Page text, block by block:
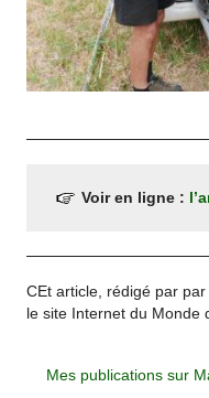
Voir en ligne :
CEt article, rédigé par
le site Internet du Monde
Mes publications sur